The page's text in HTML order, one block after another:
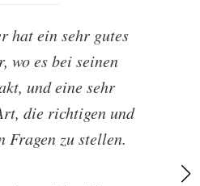
hat ein sehr gutes
wo es bei seinen
und eine sehr
die richtigen und
Fragen zu stellen.